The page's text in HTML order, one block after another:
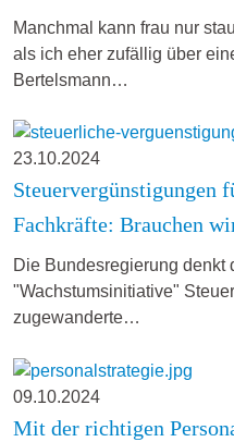
Manchmal kann frau nur
als ich eher zufällig über
Bertelsmann…
23.10.2024
Steuervergünstigungen
Fachkräfte: Brauchen
Die Bundesregierung denkt
"Wachstumsinitiative"
zugewanderte…
09.10.2024
Mit der richtigen